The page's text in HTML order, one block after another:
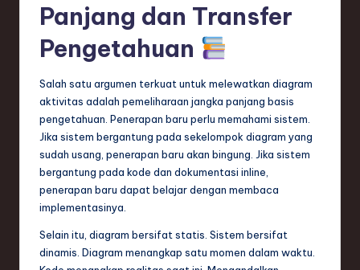
Panjang dan Transfer
Pengetahuan
Salah satu argumen terkuat untuk melewatkan diagram
aktivitas adalah pemeliharaan jangka panjang basis
pengetahuan. Penerapan baru perlu memahami sistem.
Jika sistem bergantung pada sekelompok diagram yang
sudah usang, penerapan baru akan bingung. Jika sistem
bergantung pada kode dan dokumentasi inline,
penerapan baru dapat belajar dengan membaca
implementasinya.
Selain itu, diagram bersifat statis. Sistem bersifat
dinamis. Diagram menangkap satu momen dalam waktu.